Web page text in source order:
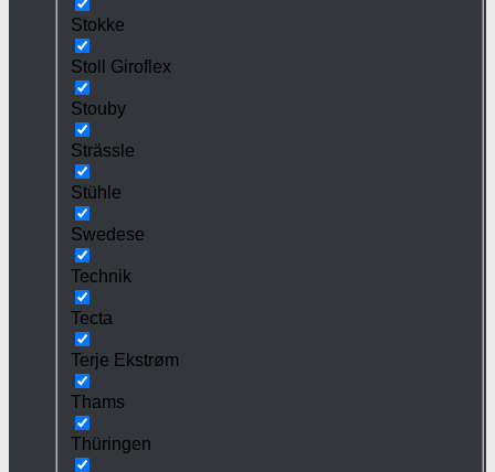
Stokke
Stoll Giroflex
Stouby
Strässle
Stühle
Swedese
Technik
Tecta
Terje Ekstrøm
Thams
Thüringen